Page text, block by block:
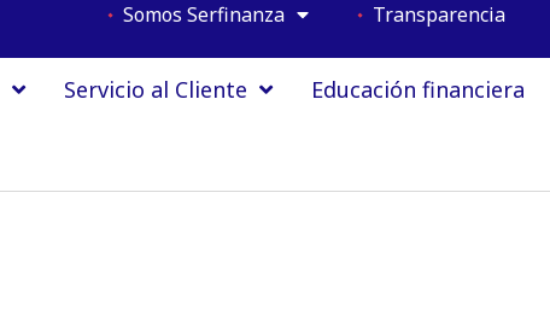
Somos Serfinanza Transparencia
Servicio al Cliente Educación financiera